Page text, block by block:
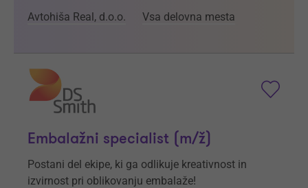
Avtohiša Real, d.o.o. Vsa delovna mesta
Embalažni specialist (m/ž)
Postani del ekipe, ki ga odlikuje kreativnost in
izvirnost pri oblikovanju embalaže!